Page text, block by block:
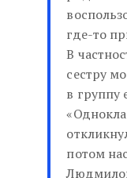
где-то
В
сестру
в группу
потом